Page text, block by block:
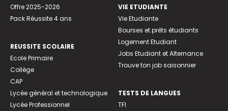
Offre 2025-2026
Pack Réussite 4 ans
REUSSITE SCOLAIRE
Ecole Primaire
Collège
CAP
Lycée général et technologique
Lycée Professionnel
VIE ETUDIANTE
Vie Etudiante
Bourses et prêts étudiants
Logement Etudiant
Jobs Etudiant et Alternance
Trouve ton job saisonnier
TESTS DE LANGUES
TFI